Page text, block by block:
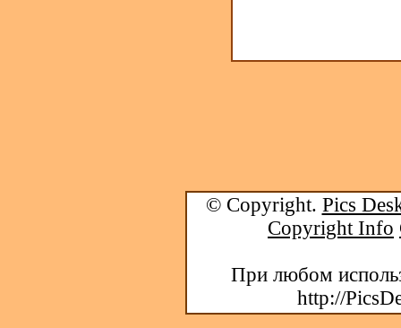
© Copyright. Pics
Copyright Info
При любом
http://